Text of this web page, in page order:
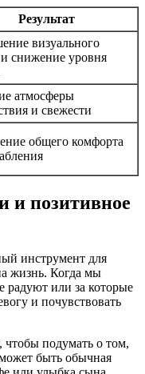
Результат
визуального
снижение уровня
атмосферы
и свежести
общего комфорта
и позитивное
инструмент для
жизнь. Когда мы
радуют или за которые
и почувствовать
подумать о том,
быть обычная